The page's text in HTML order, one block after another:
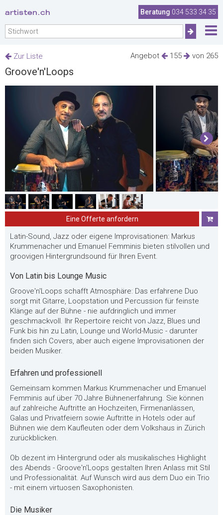
artisten.ch Beratung 034 533 34 35
Angebot 155 von 265
Zur Liste
Groove'n'Loops
Eine Offerte anfordern
Latin-Sound, Jazz oder eigene Improvisationen: Markus
Krummenacher und Emanuel Femminis bieten stilvollen und
groovigen Hintergrundsound für Ihren Event.
Von Latin bis Lounge Music
Groove'n'Loops schafft Atmosphäre: Das erfahrene Duo
sorgt mit Gitarre, Loopstation und Percussion für feinste
Klänge auf der Bühne - nie aufdringlich und immer
geschmackvoll. Ihr Repertoire reicht von Jazz, Blues und
Funk bis hin zu Latin, Lounge und World-Music - darunter
finden sich Covers, aber auch eigene Improvisationen der
beiden Musiker.
Erfahren und professionell
Gemeinsam kommen Markus Krummenacher und Emanuel
Femminis auf über 70 Jahre Bühnenerfahrung. Sie können
auf zahlreiche Auftritte an Hochzeiten, Firmenanlässen,
Galas und Privatfeiern sowie Auftritte in Hotels oder auf
Bühnen wie dem Kaufleuten oder dem Volkshaus in Zürich
zurückblicken.
Ob dezent im Hintergrund oder als musikalisches Highlight
des Abends - Groove'n'Loops gestalten Ihren Anlass mit Stil
und Professionalität. Auf Wunsch wird aus dem Duo ein Trio
- mit einem virtuosen Saxophonisten.
Die Musiker